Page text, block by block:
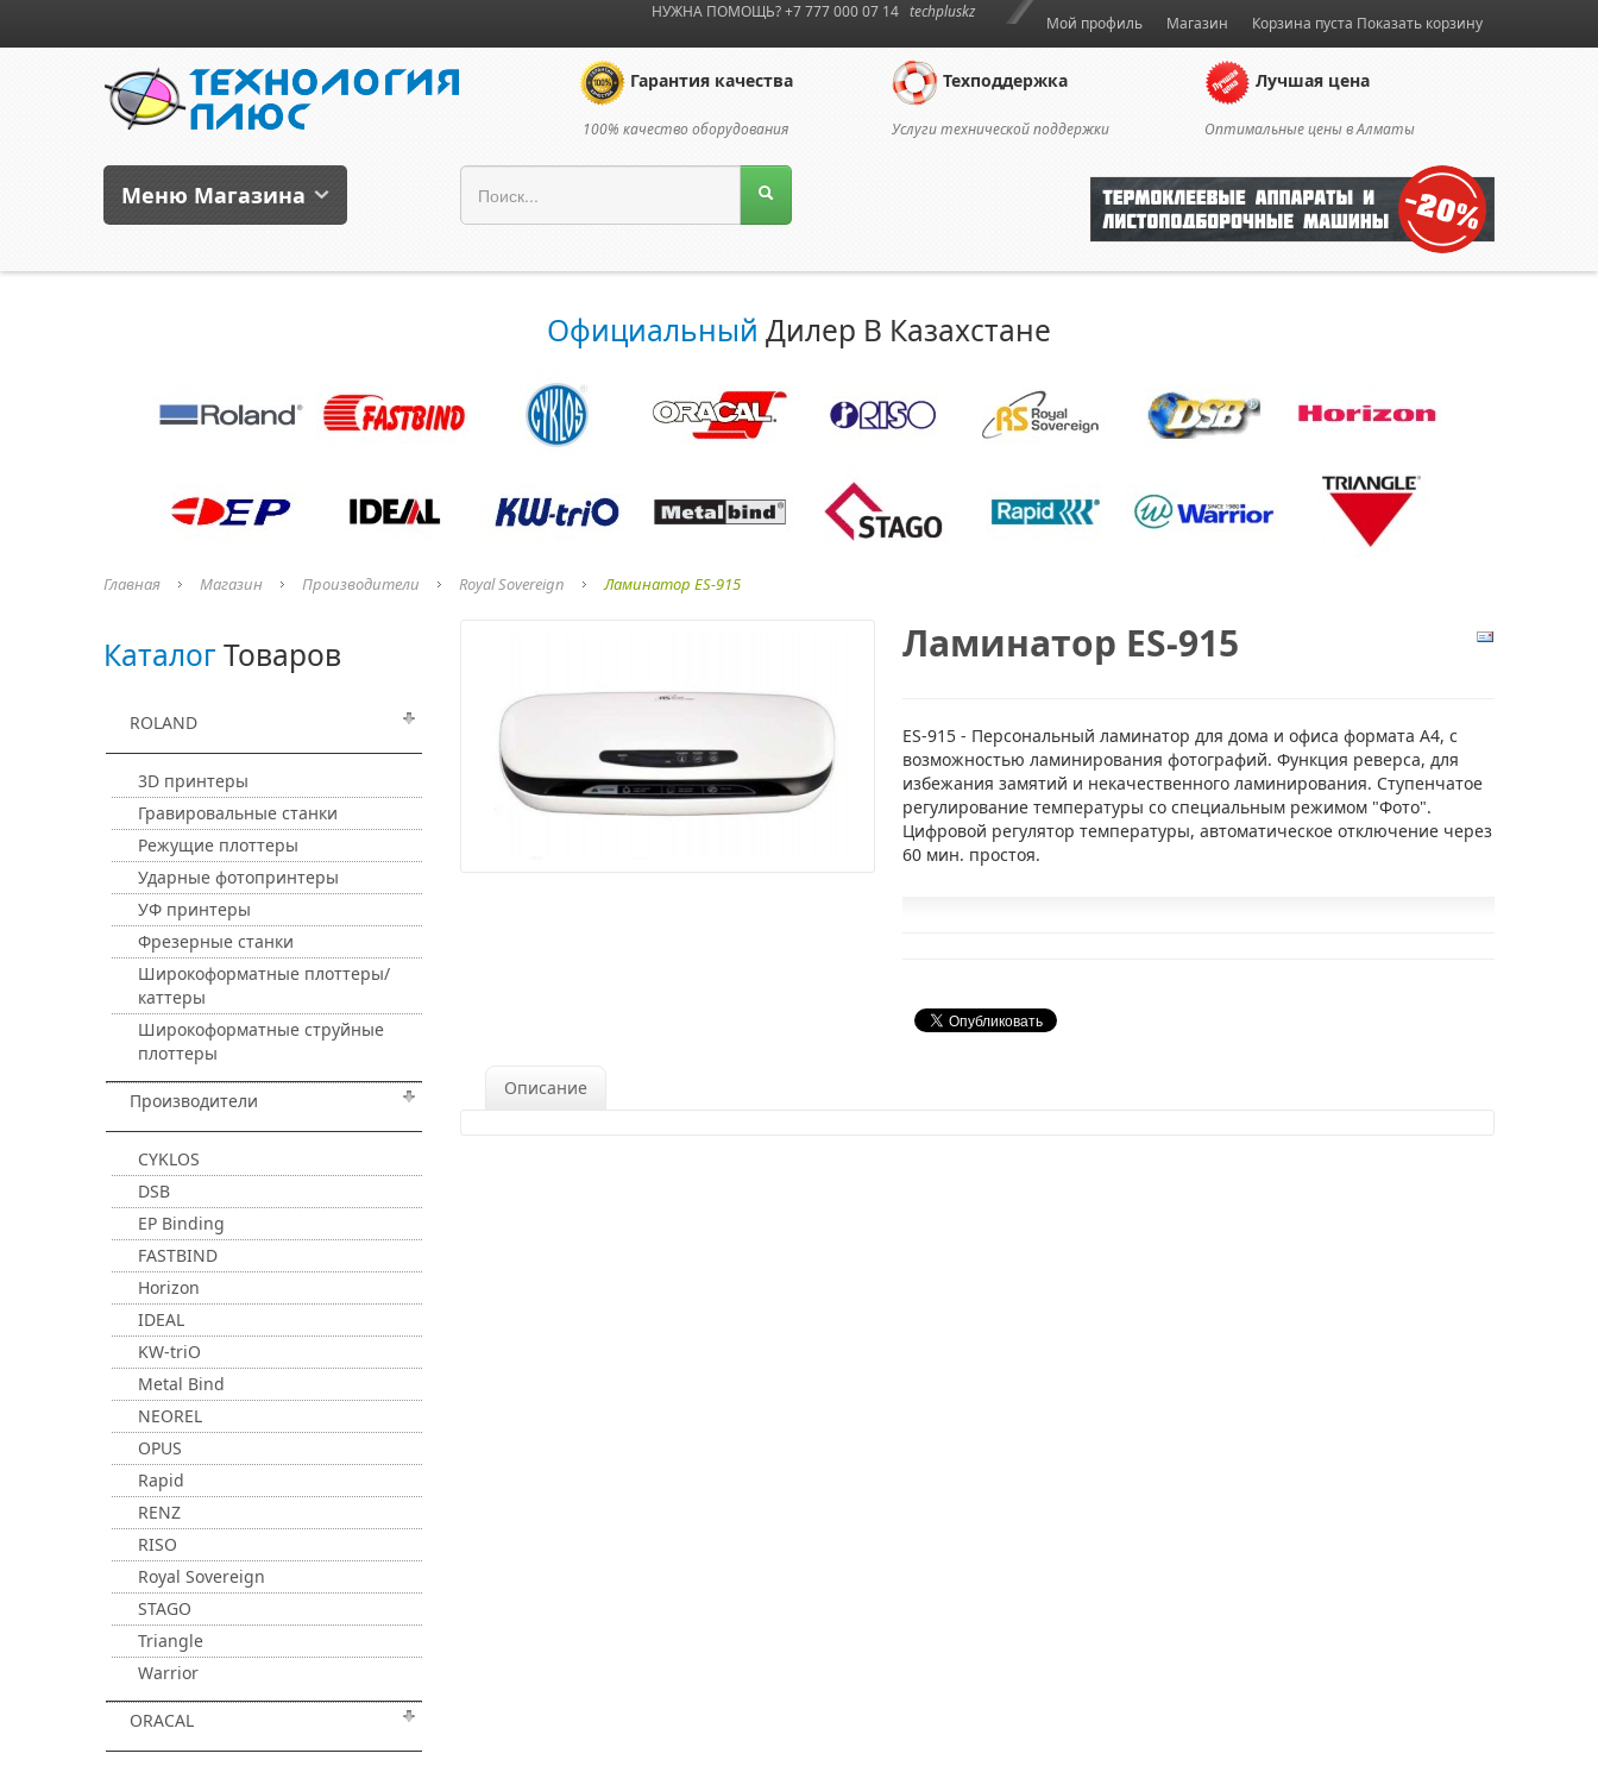
Корзина пуста Показать корзину
Мой профиль Магазин
НУЖНА ПОМОЩЬ? +7 777 000 07 14 techpluskz
Гарантия качества
100% качество оборудования
Техподдержка
Услуги технической поддержки
Лучшая цена
Оптимальные цены в Алматы
Меню Магазина
Официальный Дилер В Казахстане
Главная Магазин Производители Royal Sovereign Ламинатор ES-915
КаталогТоваров
ROLAND
3D принтеры
Гравировальные станки
Режущие плоттеры
Ударные фотопринтеры
УФ принтеры
Фрезерные станки
Широкоформатные плоттеры/
каттеры
Широкоформатные струйные
плоттеры
Производители
CYKLOS
DSB
EP Binding
FASTBIND
Horizon
IDEAL
KW-triO
Metal Bind
NEOREL
OPUS
Rapid
RENZ
RISO
Royal Sovereign
STAGO
Triangle
Warrior
ORACAL
Ламинатор ES-915
ES-915 - Персональный ламинатор для дома и офиса формата А4, с
возможностью ламинирования фотографий. Функция реверса, для
избежания замятий и некачественного ламинирования. Ступенчатое
регулирование температуры со специальным режимом "Фото".
Цифровой регулятор температуры, автоматическое отключение через
60 мин. простоя.
Описание